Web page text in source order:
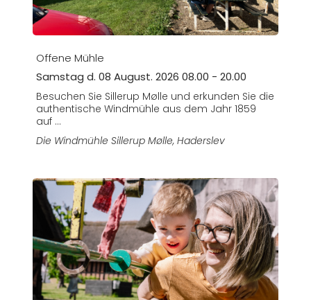
Offene Mühle
Samstag d. 08 August. 2026 08.00 - 20.00
Besuchen Sie Sillerup Mølle und erkunden Sie die
authentische Windmühle aus dem Jahr 1859
auf ...
Die Windmühle Sillerup Mølle, Haderslev